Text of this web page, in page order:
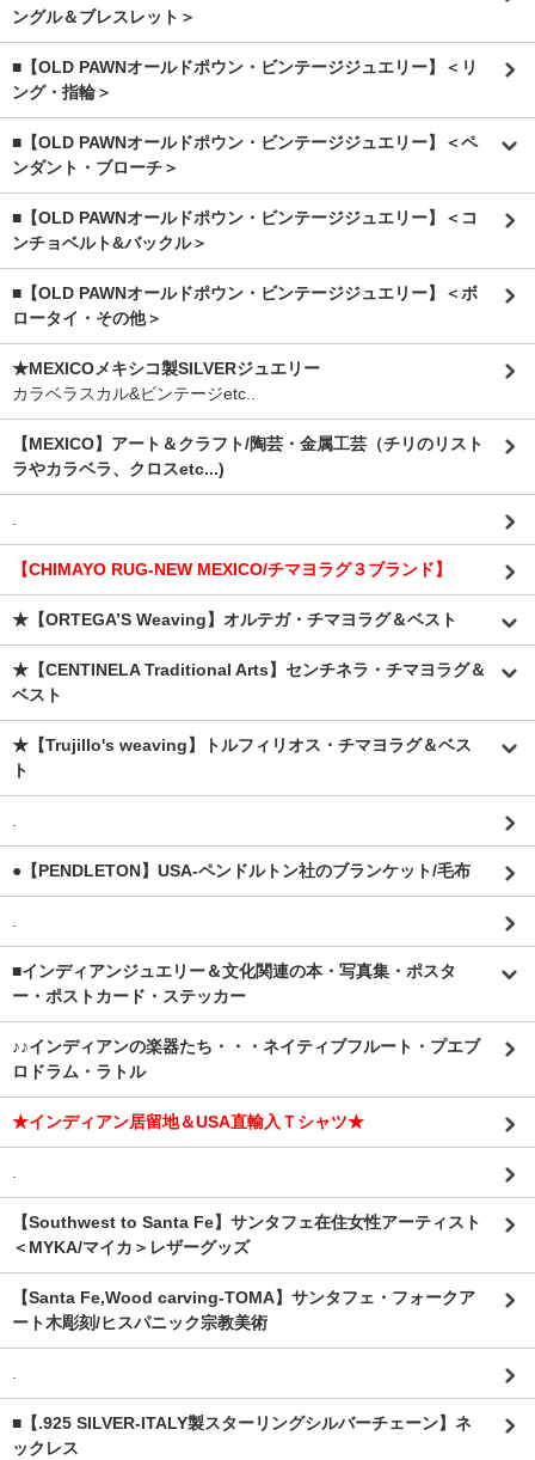
ングル＆ブレスレット＞
■【OLD PAWNオールドポウン・ビンテージジュエリー】＜リ
ング・指輪＞
■【OLD PAWNオールドポウン・ビンテージジュエリー】＜ペ
ンダント・ブローチ＞
■【OLD PAWNオールドポウン・ビンテージジュエリー】＜コ
ンチョベルト&バックル＞
■【OLD PAWNオールドポウン・ビンテージジュエリー】＜ボ
ロータイ・その他＞
★MEXICOメキシコ製SILVERジュエリー
カラベラスカル&ビンテージetc..
【MEXICO】アート＆クラフト/陶芸・金属工芸（チリのリスト
ラやカラベラ、クロスetc...)
.
【CHIMAYO RUG-NEW MEXICO/チマヨラグ３ブランド】
★【ORTEGA’S Weaving】オルテガ・チマヨラグ＆ベスト
★【CENTINELA Traditional Arts】センチネラ・チマヨラグ＆
ベスト
★【Trujillo's weaving】トルフィリオス・チマヨラグ＆ベス
ト
.
●【PENDLETON】USA-ペンドルトン社のブランケット/毛布
.
■インディアンジュエリー＆文化関連の本・写真集・ポスタ
ー・ポストカード・ステッカー
♪♪インディアンの楽器たち・・・ネイティブフルート・プエブ
ロドラム・ラトル
★インディアン居留地＆USA直輸入Ｔシャツ★
.
【Southwest to Santa Fe】サンタフェ在住女性アーティスト
＜MYKA/マイカ＞レザーグッズ
【Santa Fe,Wood carving-TOMA】サンタフェ・フォークア
ート木彫刻/ヒスパニック宗教美術
.
■【.925 SILVER-ITALY製スターリングシルバーチェーン】ネ
ックレス